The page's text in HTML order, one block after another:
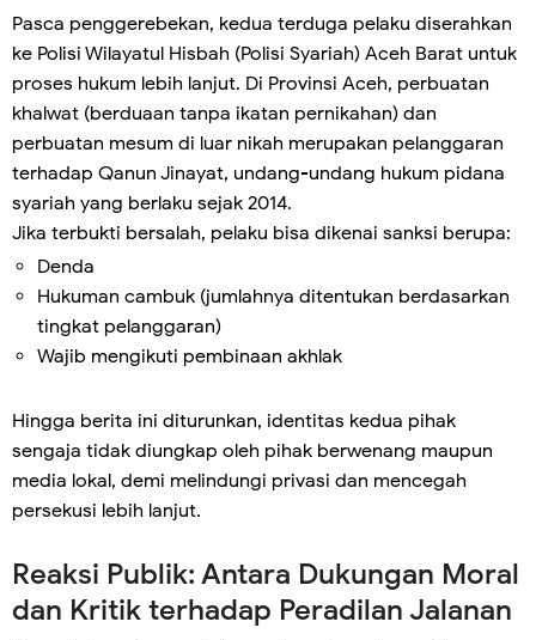
Pasca penggerebekan, kedua terduga pelaku diserahkan
ke Polisi Wilayatul Hisbah (Polisi Syariah) Aceh Barat untuk
proses hukum lebih lanjut. Di Provinsi Aceh, perbuatan
khalwat (berduaan tanpa ikatan pernikahan) dan
perbuatan mesum di luar nikah merupakan pelanggaran
terhadap Qanun Jinayat, undang-undang hukum pidana
syariah yang berlaku sejak 2014.
Jika terbukti bersalah, pelaku bisa dikenai sanksi berupa:
Denda
Hukuman cambuk (jumlahnya ditentukan berdasarkan
tingkat pelanggaran)
Wajib mengikuti pembinaan akhlak
Hingga berita ini diturunkan, identitas kedua pihak
sengaja tidak diungkap oleh pihak berwenang maupun
media lokal, demi melindungi privasi dan mencegah
persekusi lebih lanjut.
Reaksi Publik: Antara Dukungan Moral
dan Kritik terhadap Peradilan Jalanan